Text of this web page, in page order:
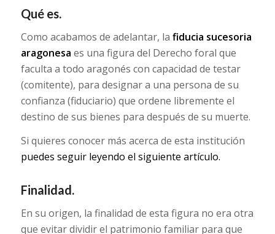
Qué es.
Como acabamos de adelantar, la fiducia sucesoria
aragonesa es una figura del Derecho foral que
faculta a todo aragonés con capacidad de testar
(comitente), para designar a una persona de su
confianza (fiduciario) que ordene libremente el
destino de sus bienes para después de su muerte.
Si quieres conocer más acerca de esta institución
puedes seguir leyendo el siguiente artículo.
Finalidad.
En su origen, la finalidad de esta figura no era otra
que evitar dividir el patrimonio familiar para que